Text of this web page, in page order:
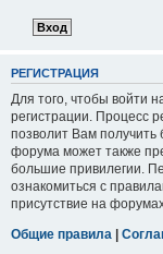
РЕГИСТРАЦИЯ
Для того, чтобы войти
регистрации. Процесс
позволит Вам
форума может также
большие привилегии.
ознакомиться с
присутствие на
Общие правила |